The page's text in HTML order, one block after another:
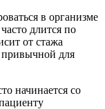
в организме
длится по
от стажа
привычной для
начинается со